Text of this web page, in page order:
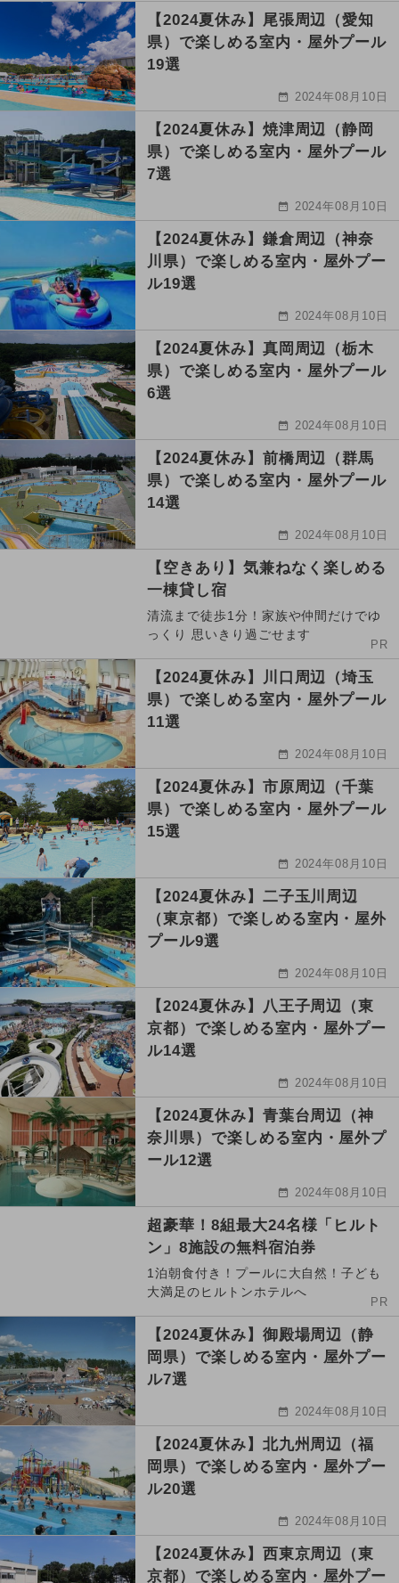
【2024夏休み】尾張周辺（愛知
県）で楽しめる室内・屋外プール
19選
2024年08月10日
【2024夏休み】焼津周辺（静岡
県）で楽しめる室内・屋外プール
7選
2024年08月10日
【2024夏休み】鎌倉周辺（神奈
川県）で楽しめる室内・屋外プー
ル19選
2024年08月10日
【2024夏休み】真岡周辺（栃木
県）で楽しめる室内・屋外プール
6選
2024年08月10日
【2024夏休み】前橋周辺（群馬
県）で楽しめる室内・屋外プール
14選
2024年08月10日
【空きあり】気兼ねなく楽しめる
一棟貸し宿
清流まで徒歩1分！家族や仲間だけでゆ
っくり 思いきり過ごせます
PR
【2024夏休み】川口周辺（埼玉
県）で楽しめる室内・屋外プール
11選
2024年08月10日
【2024夏休み】市原周辺（千葉
県）で楽しめる室内・屋外プール
15選
2024年08月10日
【2024夏休み】二子玉川周辺
（東京都）で楽しめる室内・屋外
プール9選
2024年08月10日
【2024夏休み】八王子周辺（東
京都）で楽しめる室内・屋外プー
ル14選
2024年08月10日
【2024夏休み】青葉台周辺（神
奈川県）で楽しめる室内・屋外プ
ール12選
2024年08月10日
超豪華！8組最大24名様「ヒルト
ン」8施設の無料宿泊券
1泊朝食付き！プールに大自然！子ども
大満足のヒルトンホテルへ
PR
【2024夏休み】御殿場周辺（静
岡県）で楽しめる室内・屋外プー
ル7選
2024年08月10日
【2024夏休み】北九州周辺（福
岡県）で楽しめる室内・屋外プー
ル20選
2024年08月10日
【2024夏休み】西東京周辺（東
京都）で楽しめる室内・屋外プー